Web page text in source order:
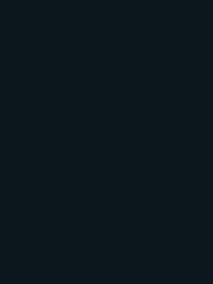
uitladen